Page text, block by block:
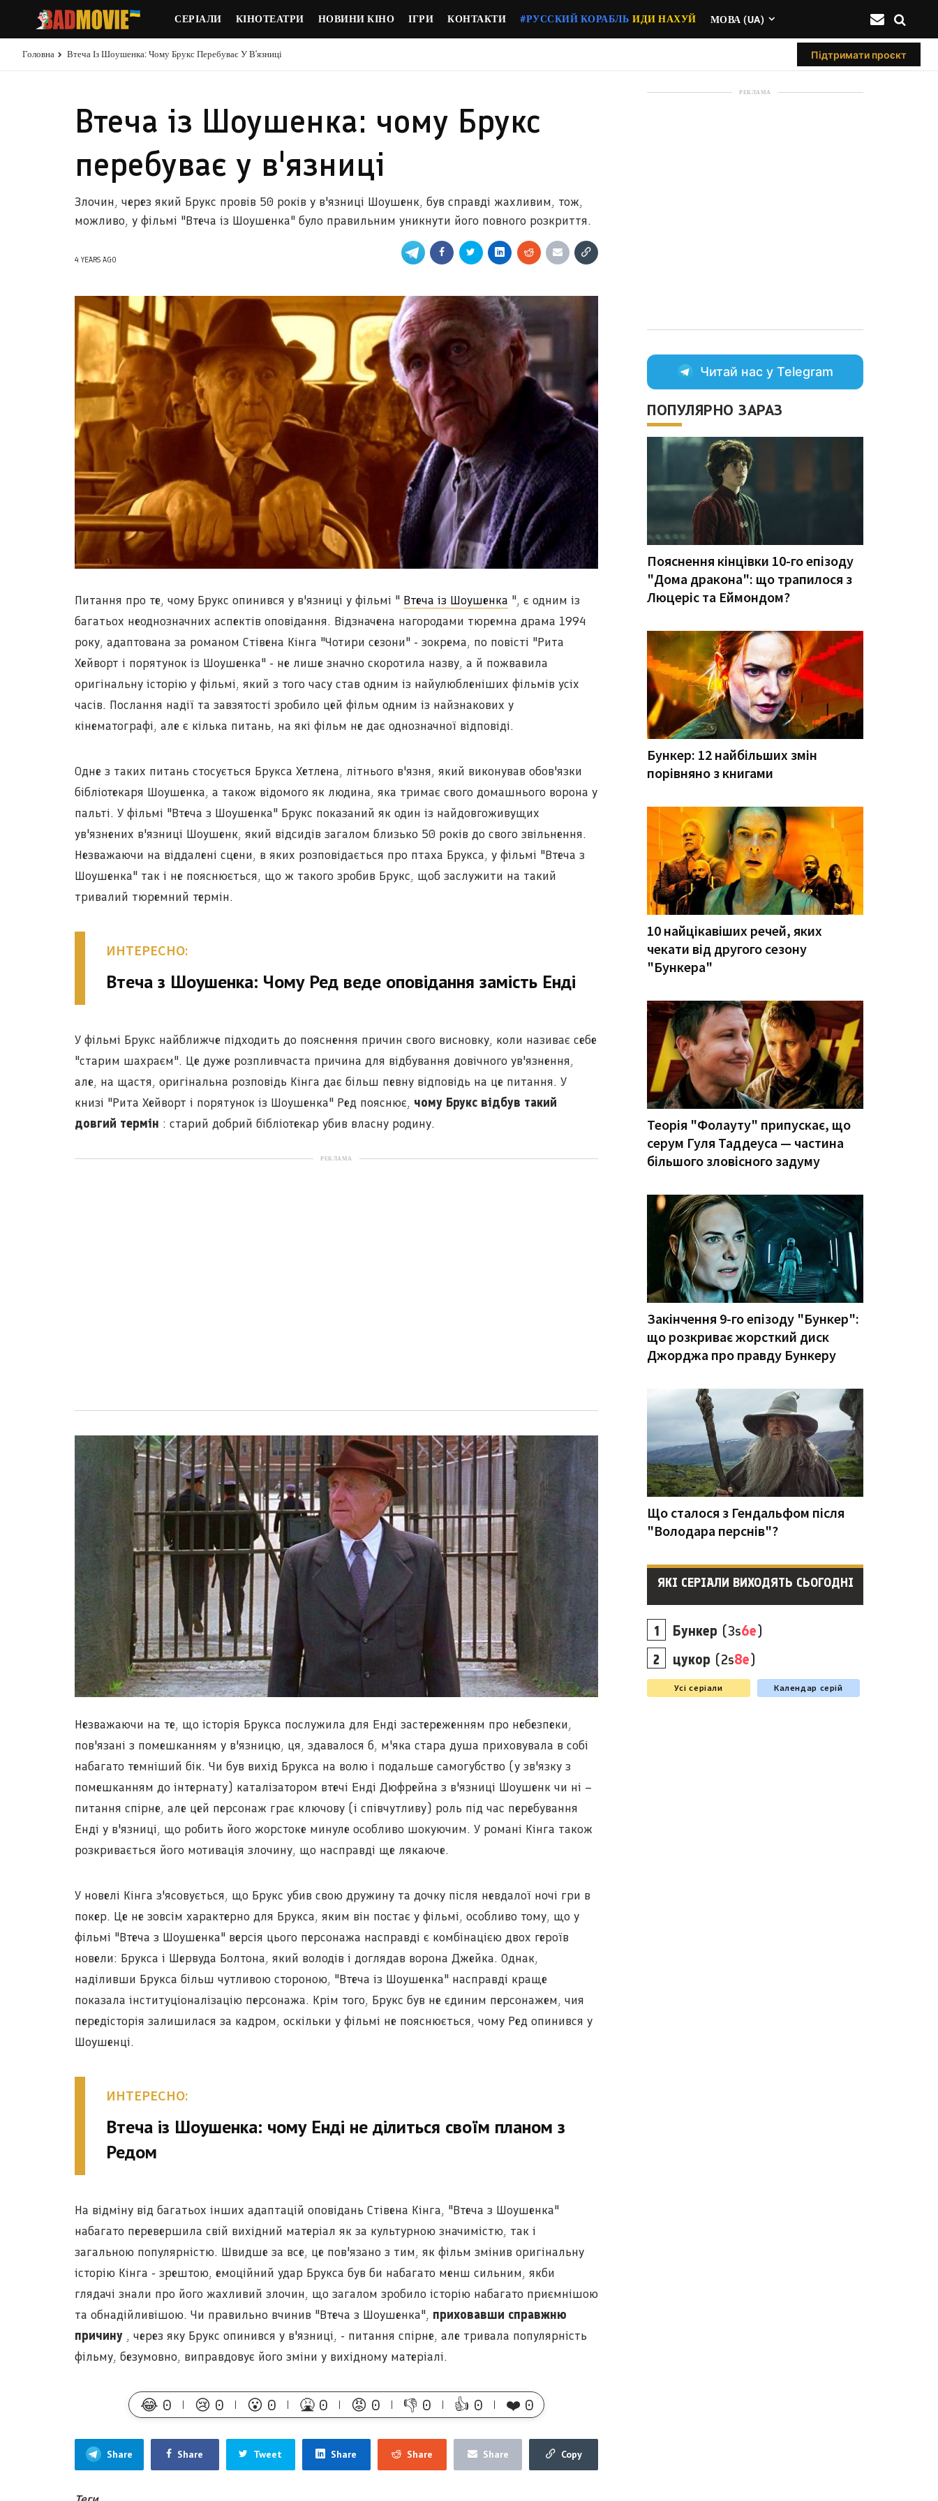
СЕРІАЛИ КІНОТЕАТРИ НОВИНИ КІНО ІГРИ КОНТАКТИ #РУССКИЙ КОРАБЛЬ ИДИ НАХУЙ МОВА (UA)
Підтримати проєкт
Головна Втеча Із Шоушенка: Чому Брукс Перебуває У В'язниці
Втеча із Шоушенка: чому Брукс
перебуває у в'язниці
Злочин, через який Брукс провів 50 років у в'язниці Шоушенк, був справді жахливим, тож,
можливо, у фільмі "Втеча із Шоушенка" було правильним уникнути його повного розкриття.
4 YEARS AGO
Питання про те, чому Брукс опинився у в'язниці у фільмі " Втеча із Шоушенка ", є одним із
багатьох неоднозначних аспектів оповідання. Відзначена нагородами тюремна драма 1994
року, адаптована за романом Стівена Кінга "Чотири сезони" - зокрема, по повісті "Рита
Хейворт і порятунок із Шоушенка" - не лише значно скоротила назву, а й пожвавила
оригінальну історію у фільмі, який з того часу став одним із найулюбленіших фільмів усіх
часів. Послання надії та завзятості зробило цей фільм одним із найзнакових у
кінематографі, але є кілька питань, на які фільм не дає однозначної відповіді.
Одне з таких питань стосується Брукса Хетлена, літнього в'язня, який виконував обов'язки
бібліотекаря Шоушенка, а також відомого як людина, яка тримає свого домашнього ворона у
пальті. У фільмі "Втеча з Шоушенка" Брукс показаний як один із найдовгоживущих
ув'язнених в'язниці Шоушенк, який відсидів загалом близько 50 років до свого звільнення.
Незважаючи на віддалені сцени, в яких розповідається про птаха Брукса, у фільмі "Втеча з
Шоушенка" так і не пояснюється, що ж такого зробив Брукс, щоб заслужити на такий
тривалий тюремний термін.
ИНТЕРЕСНО:
Втеча з Шоушенка: Чому Ред веде оповідання замість Енді
У фільмі Брукс найближче підходить до пояснення причин свого висновку, коли називає себе
"старим шахраєм". Це дуже розпливчаста причина для відбування довічного ув'язнення,
але, на щастя, оригінальна розповідь Кінга дає більш певну відповідь на це питання. У
книзі "Рита Хейворт і порятунок із Шоушенка" Ред пояснює, чому Брукс відбув такий
довгий термін : старий добрий бібліотекар убив власну родину.
РЕКЛАМА
Незважаючи на те, що історія Брукса послужила для Енді застереженням про небезпеки,
пов'язані з помешканням у в'язницю, ця, здавалося б, м'яка стара душа приховувала в собі
набагато темніший бік. Чи був вихід Брукса на волю і подальше самогубство (у зв'язку з
помешканням до інтернату) каталізатором втечі Енді Дюфрейна з в'язниці Шоушенк чи ні –
питання спірне, але цей персонаж грає ключову (і співчутливу) роль під час перебування
Енді у в'язниці, що робить його жорстоке минуле особливо шокуючим. У романі Кінга також
розкривається його мотивація злочину, що насправді ще лякаюче.
У новелі Кінга з'ясовується, що Брукс убив свою дружину та дочку після невдалої ночі гри в
покер. Це не зовсім характерно для Брукса, яким він постає у фільмі, особливо тому, що у
фільмі "Втеча з Шоушенка" версія цього персонажа насправді є комбінацією двох героїв
новели: Брукса і Шервуда Болтона, який володів і доглядав ворона Джейка. Однак,
наділивши Брукса більш чутливою стороною, "Втеча із Шоушенка" насправді краще
показала інституціоналізацію персонажа. Крім того, Брукс був не єдиним персонажем, чия
передісторія залишилася за кадром, оскільки у фільмі не пояснюється, чому Ред опинився у
Шоушенці.
ИНТЕРЕСНО:
Втеча із Шоушенка: чому Енді не ділиться своїм планом з
Редом
На відміну від багатьох інших адаптацій оповідань Стівена Кінга, "Втеча з Шоушенка"
набагато перевершила свій вихідний матеріал як за культурною значимістю, так і
загальною популярністю. Швидше за все, це пов'язано з тим, як фільм змінив оригінальну
історію Кінга - зрештою, емоційний удар Брукса був би набагато менш сильним, якби
глядачі знали про його жахливий злочин, що загалом зробило історію набагато приємнішою
та обнадійливішою. Чи правильно вчинив "Втеча з Шоушенка", приховавши справжню
причину , через яку Брукс опинився у в'язниці, - питання спірне, але тривала популярність
фільму, безумовно, виправдовує його зміни у вихідному матеріалі.
😂 0 😢 0 😮 0 🤮 0 😡 0 👎 0 👍 0 ❤️ 0
Share Share Tweet Share Share Share Copy
РЕКЛАМА
Читай нас у Telegram
ПОПУЛЯРНО ЗАРАЗ
Пояснення кінцівки 10-го епізоду
"Дома дракона": що трапилося з
Люцеріс та Еймондом?
Бункер: 12 найбільших змін
порівняно з книгами
10 найцікавіших речей, яких
чекати від другого сезону
"Бункера"
Теорія "Фолауту" припускає, що
серум Гуля Таддеуса — частина
більшого зловісного задуму
Закінчення 9-го епізоду "Бункер":
що розкриває жорсткий диск
Джорджа про правду Бункеру
Що сталося з Гендальфом після
"Володара перснів"?
ЯКІ СЕРІАЛИ ВИХОДЯТЬ СЬОГОДНІ
Бункер (3s6e)
цукор (2s8e)
Усі серіали Календар серій